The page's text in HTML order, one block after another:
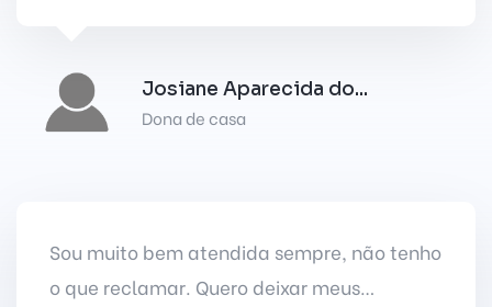
Josiane Aparecida do...
Dona de casa
Sou muito bem atendida sempre, não tenho
o que reclamar. Quero deixar meus